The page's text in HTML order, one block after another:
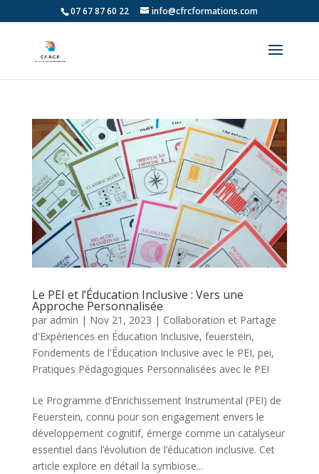
07 67 87 60 22 info@cfrcformations.com
Le PEI et l’Éducation Inclusive : Vers une
Approche Personnalisée
par admin | Nov 21, 2023 | Collaboration et Partage
d'Expériences en Éducation Inclusive, feuerstein,
Fondements de l'Éducation Inclusive avec le PEI, pei,
Pratiques Pédagogiques Personnalisées avec le PEI
Le Programme d’Enrichissement Instrumental (PEI) de
Feuerstein, connu pour son engagement envers le
développement cognitif, émerge comme un catalyseur
essentiel dans l’évolution de l’éducation inclusive. Cet
article explore en détail la symbiose...